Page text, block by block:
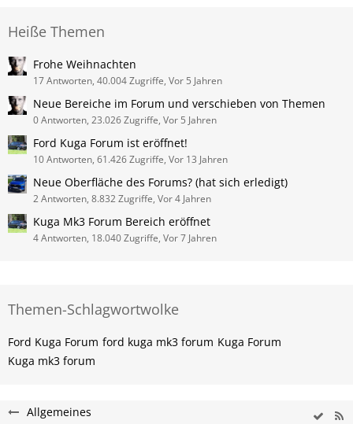
Heiße Themen
Frohe Weihnachten
17 Antworten, 40.004 Zugriffe, Vor 5 Jahren
Neue Bereiche im Forum und verschieben von Themen
0 Antworten, 23.026 Zugriffe, Vor 5 Jahren
Ford Kuga Forum ist eröffnet!
10 Antworten, 61.426 Zugriffe, Vor 13 Jahren
Neue Oberfläche des Forums? (hat sich erledigt)
2 Antworten, 8.832 Zugriffe, Vor 4 Jahren
Kuga Mk3 Forum Bereich eröffnet
4 Antworten, 18.040 Zugriffe, Vor 7 Jahren
Themen-Schlagwortwolke
Ford Kuga Forum ford kuga mk3 forum Kuga Forum
Kuga mk3 forum
Allgemeines